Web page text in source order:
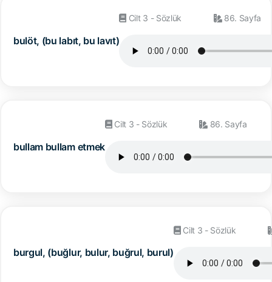
bulöt, (bu labıt, bu lavıt)
Cilt 3 - Sözlük 86. Sayfa
bullam bullam etmek
Cilt 3 - Sözlük 86. Sayfa
burgul, (buğlur, bulur, buğrul, burul)
Cilt 3 - Sözlük